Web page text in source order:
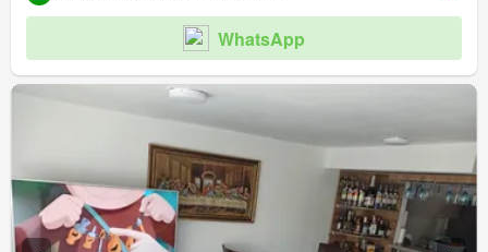
WhatsApp